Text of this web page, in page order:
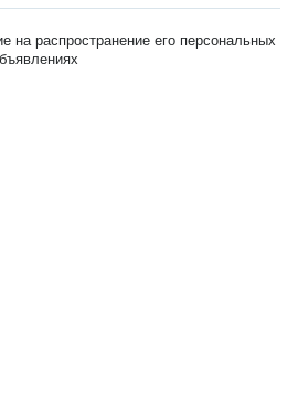
на распространение его персональных